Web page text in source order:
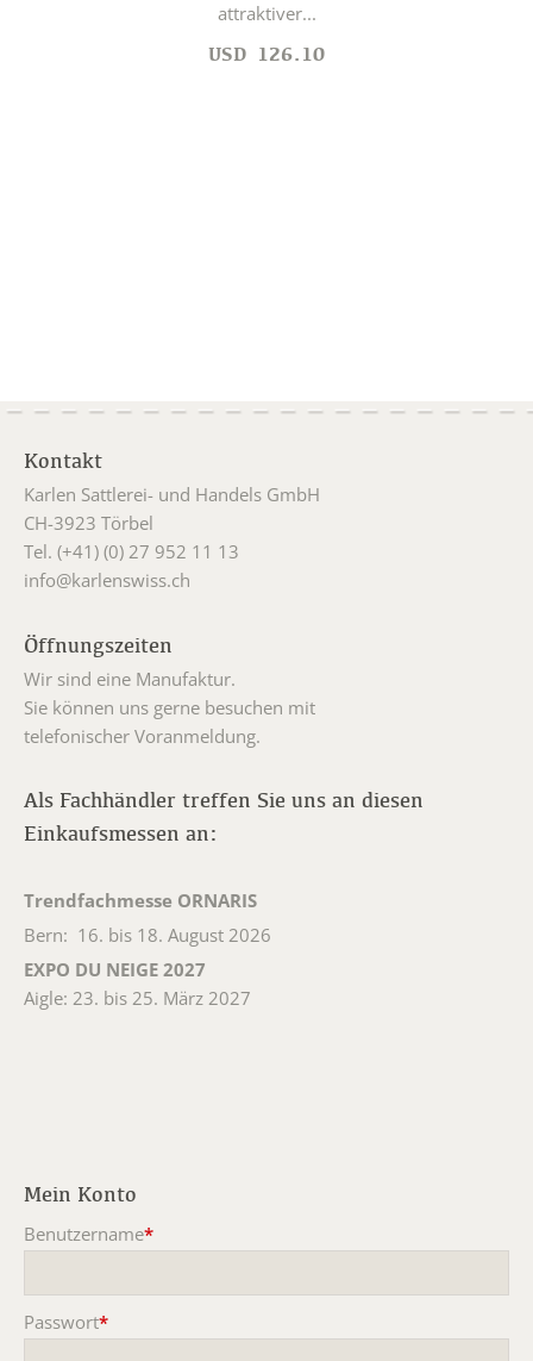
attraktiver...
USD 126.10
Kontakt
Karlen Sattlerei- und Handels GmbH
CH-3923 Törbel
Tel. (+41) (0) 27 952 11 13
info@karlenswiss.ch
Öffnungszeiten
Wir sind eine Manufaktur.
Sie können uns gerne besuchen mit
telefonischer Voranmeldung.
Als Fachhändler treffen Sie uns an diesen
Einkaufsmessen an:
Trendfachmesse ORNARIS
Bern: 16. bis 18. August 2026
EXPO DU NEIGE 2027
Aigle: 23. bis 25. März 2027
Mein Konto
Benutzername*
Passwort*